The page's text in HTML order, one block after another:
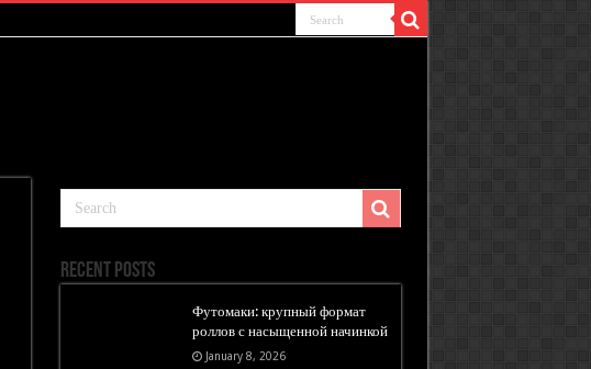
Recent Posts
Футомаки: крупный формат
роллов с насыщенной начинкой
January 8, 2026